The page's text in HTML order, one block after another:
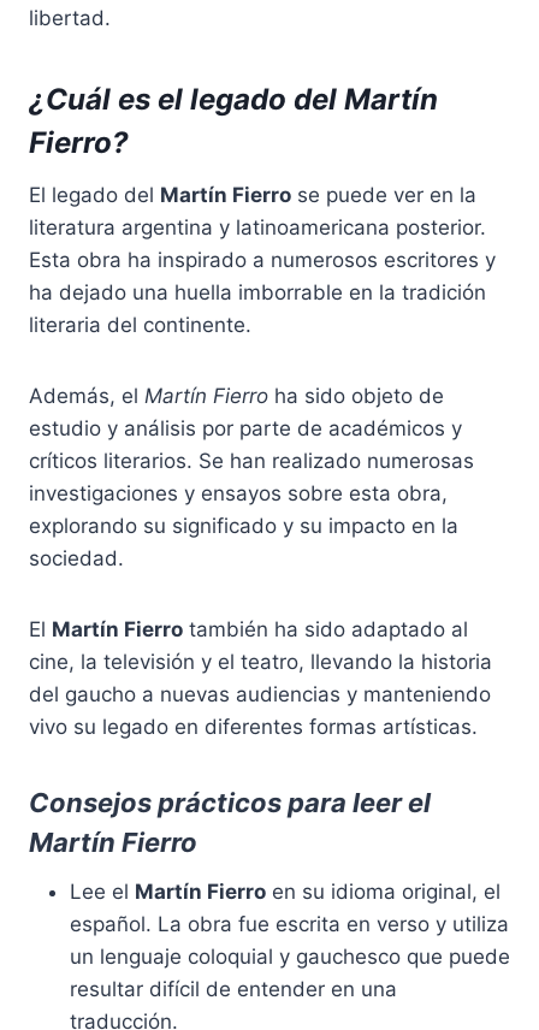
libertad.
¿Cuál es el legado del Martín
Fierro?
El legado del Martín Fierro se puede ver en la
literatura argentina y latinoamericana posterior.
Esta obra ha inspirado a numerosos escritores y
ha dejado una huella imborrable en la tradición
literaria del continente.
Además, el Martín Fierro ha sido objeto de
estudio y análisis por parte de académicos y
críticos literarios. Se han realizado numerosas
investigaciones y ensayos sobre esta obra,
explorando su significado y su impacto en la
sociedad.
El Martín Fierro también ha sido adaptado al
cine, la televisión y el teatro, llevando la historia
del gaucho a nuevas audiencias y manteniendo
vivo su legado en diferentes formas artísticas.
Consejos prácticos para leer el
Martín Fierro
Lee el Martín Fierro en su idioma original, el
español. La obra fue escrita en verso y utiliza
un lenguaje coloquial y gauchesco que puede
resultar difícil de entender en una
traducción.